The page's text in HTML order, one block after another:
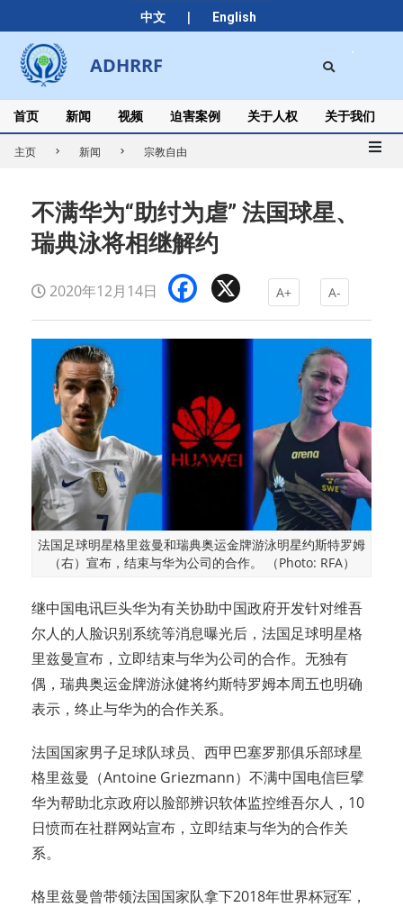
中文 | English
to
content
ADHRRF
Secondary
Navigation
Menu
首页 新闻 视频 迫害案例 关于人权 关于我们
主页 新闻 宗教自由
不满华为“助纣为虐” 法国球星、
瑞典泳将相继解约
2020年12月14日 Facebook A+ A-
法国足球明星格里兹曼和瑞典奥运金牌游泳明星约斯特罗姆
（右）宣布，结束与华为公司的合作。 （Photo: RFA）
继中国电讯巨头华为有关协助中国政府开发针对维吾
尔人的人脸识别系统等消息曝光后，法国足球明星格
里兹曼宣布，立即结束与华为公司的合作。无独有
偶，瑞典奥运金牌游泳健将约斯特罗姆本周五也明确
表示，终止与华为的合作关系。
法国国家男子足球队球员、西甲巴塞罗那俱乐部球星
格里兹曼（Antoine Griezmann）不满中国电信巨擘
华为帮助北京政府以脸部辨识软体监控维吾尔人，10
日愤而在社群网站宣布，立即结束与华为的合作关
系。
格里兹曼曾带领法国国家队拿下2018年世界杯冠军，